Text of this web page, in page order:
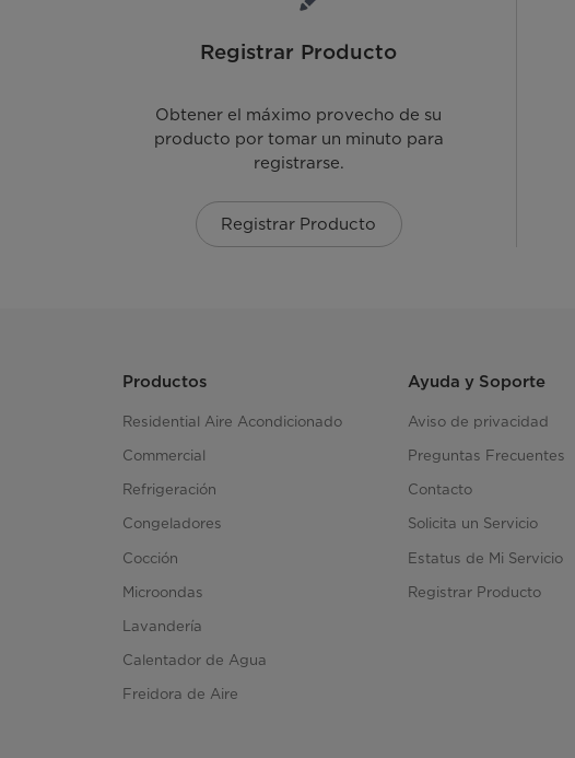
Registrar Producto
Obtener el máximo provecho de su
producto por tomar un minuto para
registrarse.
Registrar Producto
Productos
Residential Aire Acondicionado
Commercial
Refrigeración
Congeladores
Cocción
Microondas
Lavandería
Calentador de Agua
Freidora de Aire
Ayuda y Soporte
Aviso de privacidad
Preguntas Frecuentes
Contacto
Solicita un Servicio
Estatus de Mi Servicio
Registrar Producto